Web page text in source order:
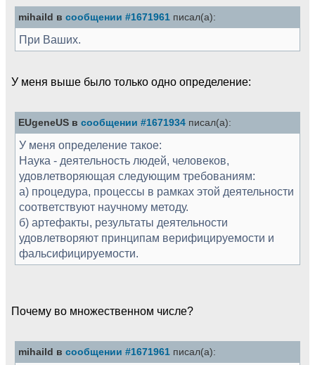
mihaild в сообщении #1671961 писал(а):
При Ваших.
У меня выше было только одно определение:
EUgeneUS в сообщении #1671934 писал(а):
У меня определение такое:
Наука - деятельность людей, человеков,
удовлетворяющая следующим требованиям:
а) процедура, процессы в рамках этой деятельности
соответствуют научному методу.
б) артефакты, результаты деятельности
удовлетворяют принципам верифицируемости и
фальсифицируемости.
Почему во множественном числе?
mihaild в сообщении #1671961 писал(а):